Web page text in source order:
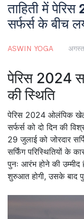
ताहिती में
सर्फर्स के बीच
ASWIN YOGA
पेरिस 2024
की स्थिति
पेरिस 2024 ओलंपिक खेलों
सर्फर्स को दो दिन की
29 जुलाई को जोरदार
सर्फिंग परिस्थितियों के
पुनः आरंभ होने की
शुरुआत होगी, उसके बाद